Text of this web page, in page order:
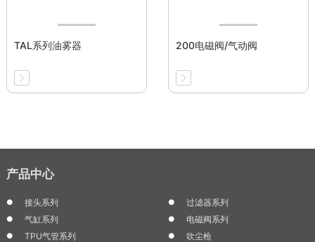
TAL系列油雾器 200电磁阀/气动阀
产品中心
接头系列
过滤器系列
气缸系列
电磁阀系列
TPU气管系列
吹尘枪